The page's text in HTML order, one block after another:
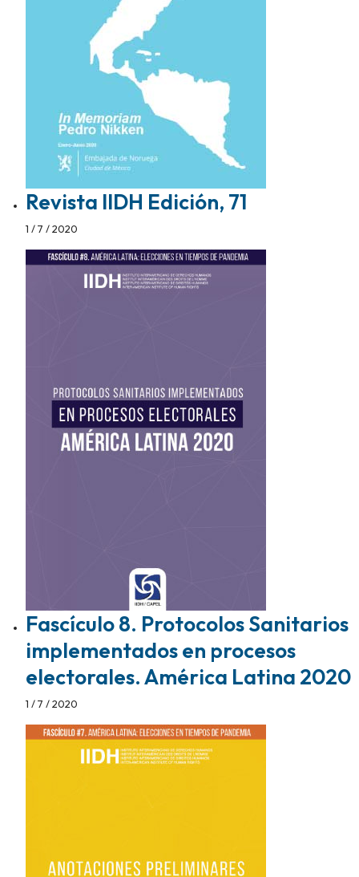
Revista IIDH Edición, 71
1 / 7 / 2020
Fascículo 8. Protocolos Sanitarios
implementados en procesos
electorales. América Latina 2020
1 / 7 / 2020